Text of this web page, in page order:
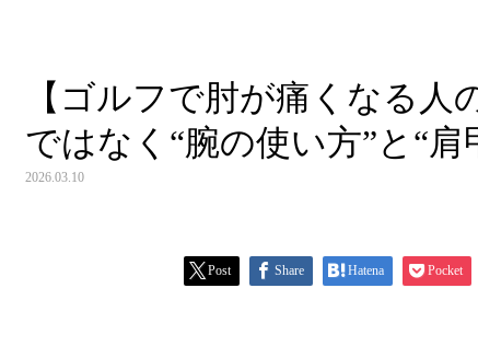
【ゴルフで肘が痛くなる人
ではなく“腕の使い方”と“
2026.03.10
Post Share Hatena Pocket